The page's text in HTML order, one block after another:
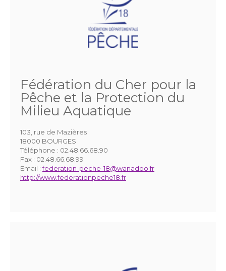
Fédération du Cher pour la
Pêche et la Protection du
Milieu Aquatique
103, rue de Mazières
18000 BOURGES
Téléphone : 02.48.66.68.90
Fax : 02.48.66.68.99
Email :federation-peche-18@wanadoo.fr
http://www.federationpeche18.fr